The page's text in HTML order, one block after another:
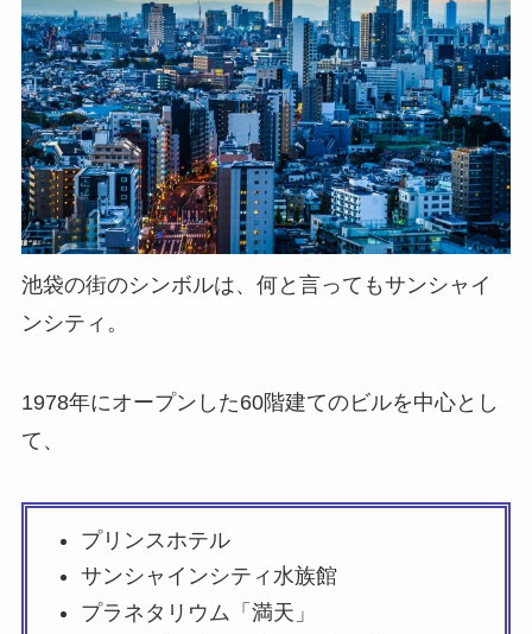
池袋の街のシンボルは、何と言ってもサンシャイ
ンシティ。
1978年にオープンした60階建てのビルを中心とし
て、
プリンスホテル
サンシャインシティ水族館
プラネタリウム「満天」